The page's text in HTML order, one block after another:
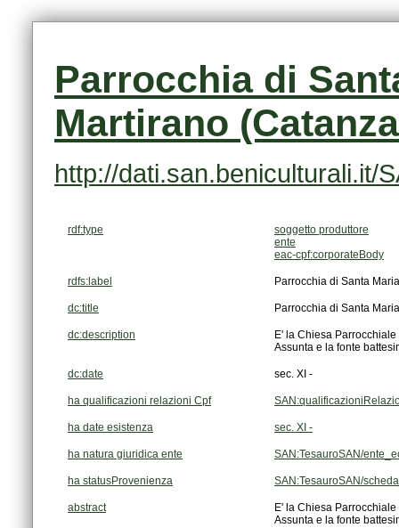
Martirano
http://dati.san.beniculturali.it/
rdf:type
soggetto produttore
ente
eac-cpf:corporateBody
rdfs:label Parrocchia di Santa
dc:title Parrocchia di Santa
dc:description
Assunta e la fonte
dc:date sec. XI -
ha qualificazioni relazioni Cpf
ha date esistenza sec. XI -
ha natura giuridica ente SAN:TesauroSAN/
ha statusProvenienza SAN:TesauroSAN/
abstract
Assunta e la fonte